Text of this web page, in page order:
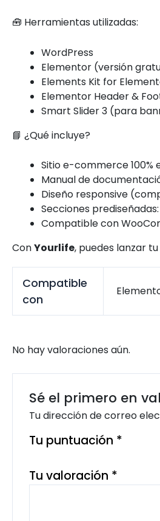
🧰 Herramientas utilizadas:
WordPress
Elementor (versión
Elements Kit for
Elementor Header &
Smart Slider 3 (para
📘 ¿Qué incluye?
Sitio e-commerce
Manual de
Diseño responsive
Secciones
Compatible con
ConYourlife, puedes lanzar
Compatible
con
No hay valoraciones aún.
Sé el primero en
Tu dirección de correo
Tu puntuación *
Tu valoración *